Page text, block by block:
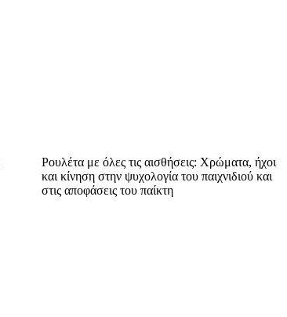
Ρουλέτα με όλες τις αισθήσεις: Χρώματα, ήχοι
και κίνηση στην ψυχολογία του παιχνιδιού και
στις αποφάσεις του παίκτη